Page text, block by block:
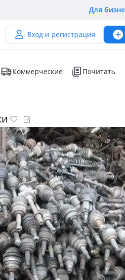
Для
Вход и регистрация
Коммерческие Почитать